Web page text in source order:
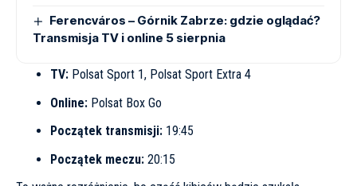
Ferencváros – Górnik Zabrze: gdzie oglądać?
Transmisja TV i online 5 sierpnia
TV:Polsat Sport 1, Polsat Sport Extra 4
Online:Polsat Box Go
Początek transmisji:19:45
Początek meczu:20:15